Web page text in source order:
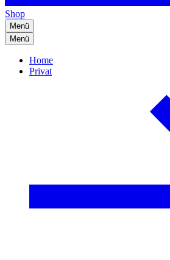
Shop
Menü
Menü
Home
Privat